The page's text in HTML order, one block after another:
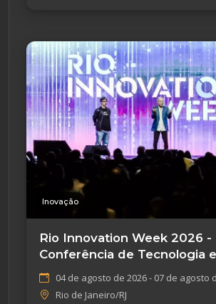
Inovação
Rio Innovation Week 2026 -
Conferência de Tecnologia
04 de agosto de 2026 - 07 de agosto
Rio de Janeiro/RJ